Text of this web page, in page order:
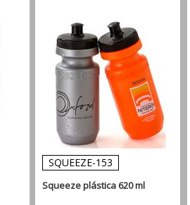
SQUEEZE-153
Squeeze plástica 620 ml